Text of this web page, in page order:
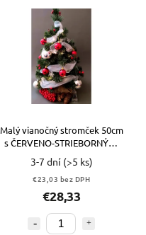
Malý vianočný stromček 50cm
s ČERVENO-STRIEBORNÝMI
ozdobami +led svetielka
3-7 dní (>5 ks)
€23,03 bez DPH
€28,33